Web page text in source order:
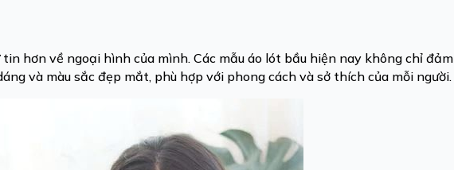
hơn về ngoại hình của mình. Các mẫu áo lót bầu hiện nay không chỉ đảm
và màu sắc đẹp mắt, phù hợp với phong cách và sở thích của mỗi người.